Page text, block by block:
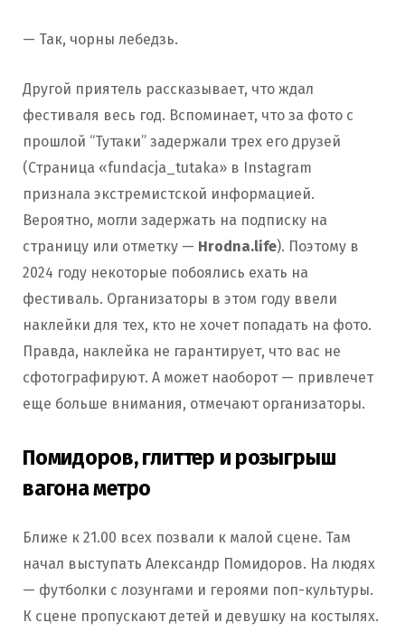
— Так, чорны лебедзь.
Другой приятель рассказывает, что ждал
фестиваля весь год. Вспоминает, что за фото с
прошлой “Тутаки” задержали трех его друзей
(Страница «fundacja_tutaka» в Instagram
признала экстремистской информацией.
Вероятно, могли задержать на подписку на
страницу или отметку — Hrodna.life). Поэтому в
2024 году некоторые побоялись ехать на
фестиваль. Организаторы в этом году ввели
наклейки для тех, кто не хочет попадать на фото.
Правда, наклейка не гарантирует, что вас не
сфотографируют. А может наоборот — привлечет
еще больше внимания, отмечают организаторы.
Помидоров, глиттер и розыгрыш
вагона метро
Ближе к 21.00 всех позвали к малой сцене. Там
начал выступать Александр Помидоров. На людях
— футболки с лозунгами и героями поп-культуры.
К сцене пропускают детей и девушку на костылях.